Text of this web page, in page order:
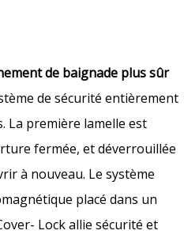
de baignade plus sûr
de sécurité entièrement
La première lamelle est
fermée, et déverrouillée
à nouveau. Le système
placé dans un
Lock allie sécurité et